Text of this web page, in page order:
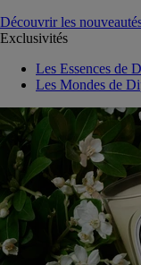
Découvrir les
Exclusivités
Les Essences de
Les Mondes de